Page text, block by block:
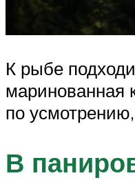
К рыбе
маринованная
по
В